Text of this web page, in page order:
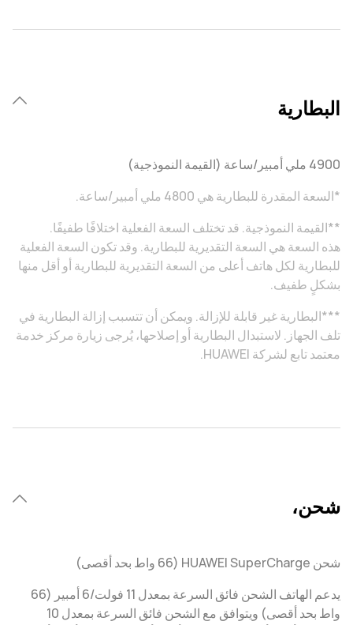
البطارية
4900 ملي أمبير/ساعة (القيمة النموذجية)
*السعة المقدرة للبطارية هي 4800 ملي أمبير/ساعة.
**القيمة النموذجية. قد تختلف السعة الفعلية اختلافًا طفيفًا.
هذه السعة هي السعة التقديرية للبطارية. وقد تكون السعة الفعلية
للبطارية لكل هاتف أعلى من السعة التقديرية للبطارية أو أقل منها
بشكلٍ طفيف.
***البطارية غير قابلة للإزالة. ويمكن أن تتسبب إزالة البطارية في
تلف الجهاز. لاستبدال البطارية أو إصلاحها، يُرجى زيارة مركز خدمة
معتمد تابع لشركة HUAWEI.
شحن،
شحن HUAWEI SuperCharge (66 واط بحد أقصى)
يدعم الهاتف الشحن فائق السرعة بمعدل 11 فولت/6 أمبير (66
واط بحد أقصى) ويتوافق مع الشحن فائق السرعة بمعدل 10